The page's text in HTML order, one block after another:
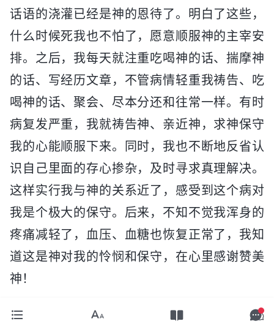
话语的浇灌已经是神的恩待了。明白了这些，
什么时候死我也不怕了，愿意顺服神的主宰安
排。之后，我每天就注重吃喝神的话、揣摩神
的话、写经历文章，不管病情轻重我祷告、吃
喝神的话、聚会、尽本分还和往常一样。有时
病复发严重，我就祷告神、亲近神，求神保守
我的心能顺服下来。同时，我也不断地反省认
识自己里面的存心掺杂，及时寻求真理解决。
这样实行我与神的关系近了，感受到这个病对
我是个极大的保守。后来，不知不觉我浑身的
疼痛减轻了，血压、血糖也恢复正常了，我知
道这是神对我的怜悯和保守，在心里感谢赞美
神！
后来，我又看到神的话：“你说在这全球几